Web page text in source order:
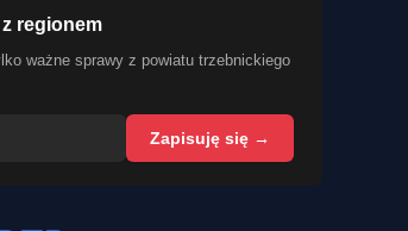
regionem
ważne sprawy z powiatu trzebnickiego
Zapisuję się →